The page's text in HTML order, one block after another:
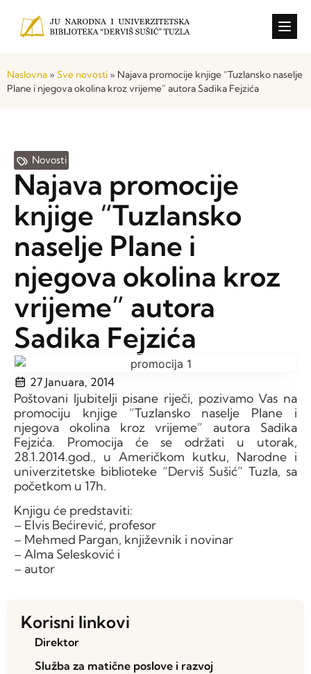
Naslovna » Sve novosti » Najava promocije knjige “Tuzlansko naselje
Plane i njegova okolina kroz vrijeme” autora Sadika Fejzića
Novosti
Najava promocije
knjige “Tuzlansko
naselje Plane i
njegova okolina kroz
vrijeme” autora
Sadika Fejzića
27 Januara, 2014
Poštovani ljubitelji pisane riječi, pozivamo Vas na
promociju knjige “Tuzlansko naselje Plane i
njegova okolina kroz vrijeme” autora Sadika
Fejzića. Promocija će se održati u utorak,
28.1.2014.god., u Američkom kutku, Narodne i
univerzitetske biblioteke “Derviš Sušić” Tuzla, sa
početkom u 17h.
Knjigu će predstaviti:
– Elvis Bećirević, profesor
– Mehmed Pargan, književnik i novinar
– Alma Selesković i
– autor
Korisni linkovi
Direktor
Služba za matične poslove i razvoj